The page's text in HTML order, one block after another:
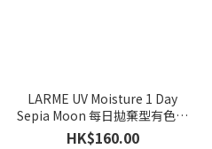
LARME UV Moisture 1 Day
Sepia Moon 每日拋棄型有色彩
妝隱形眼鏡｜每盒10片
HK$160.00